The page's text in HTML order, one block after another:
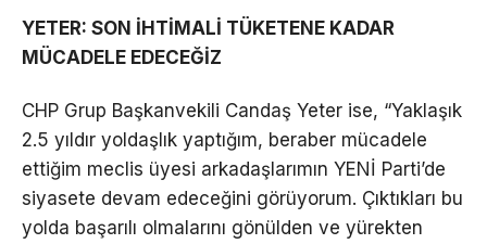
YETER: SON İHTİMALİ TÜKETENE KADAR
MÜCADELE EDECEĞİZ
CHP Grup Başkanvekili Candaş Yeter ise, “Yaklaşık
2.5 yıldır yoldaşlık yaptığım, beraber mücadele
ettiğim meclis üyesi arkadaşlarımın YENİ Parti’de
siyasete devam edeceğini görüyorum. Çıktıkları bu
yolda başarılı olmalarını gönülden ve yürekten